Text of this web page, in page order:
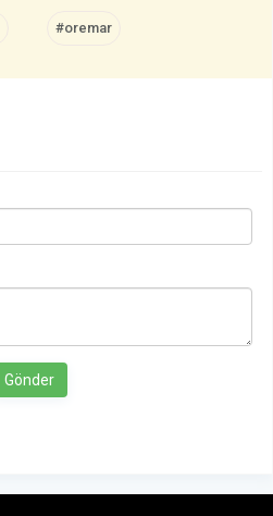
#oremar
Gönder